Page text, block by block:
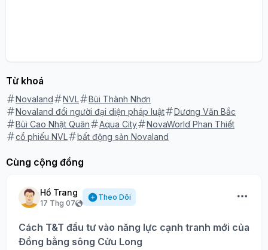
Từ khoá
Novaland NVL
Bùi Thành Nhơn
Novaland đổi người đại diện pháp luật
Dương Văn Bắc
Bùi Cao Nhật Quân
Aqua City
NovaWorld Phan Thiết
cổ phiếu NVL
bất động sản Novaland
Cùng cộng đồng
Hồ Trang
17 Thg 07
Theo Dõi
Cách T&T đầu tư vào năng lực cạnh tranh mới của
Đồng bằng sông Cửu Long